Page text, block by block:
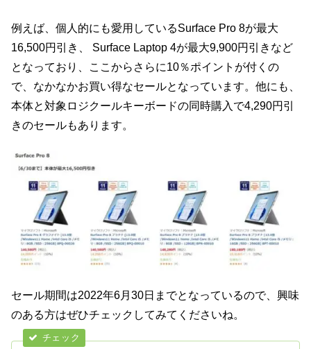
例えば、個人的にも愛用しているSurface Pro 8が最大
16,500円引き、 Surface Laptop 4が最大9,900円引きなど
となっており、ここからさらに10％ポイントが付くの
で、なかなかお買い得なセールとなっています。他にも、
本体と対象ロジクールキーボードの同時購入で4,290円引
きのセールもあります。
セール期間は2022年6月30日までとなっているので、興味
のある方はぜひチェックしてみてくださいね。